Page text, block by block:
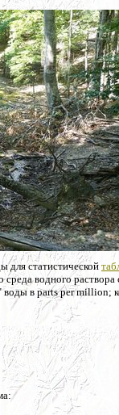
для статистической
среда водного
в parts per million;